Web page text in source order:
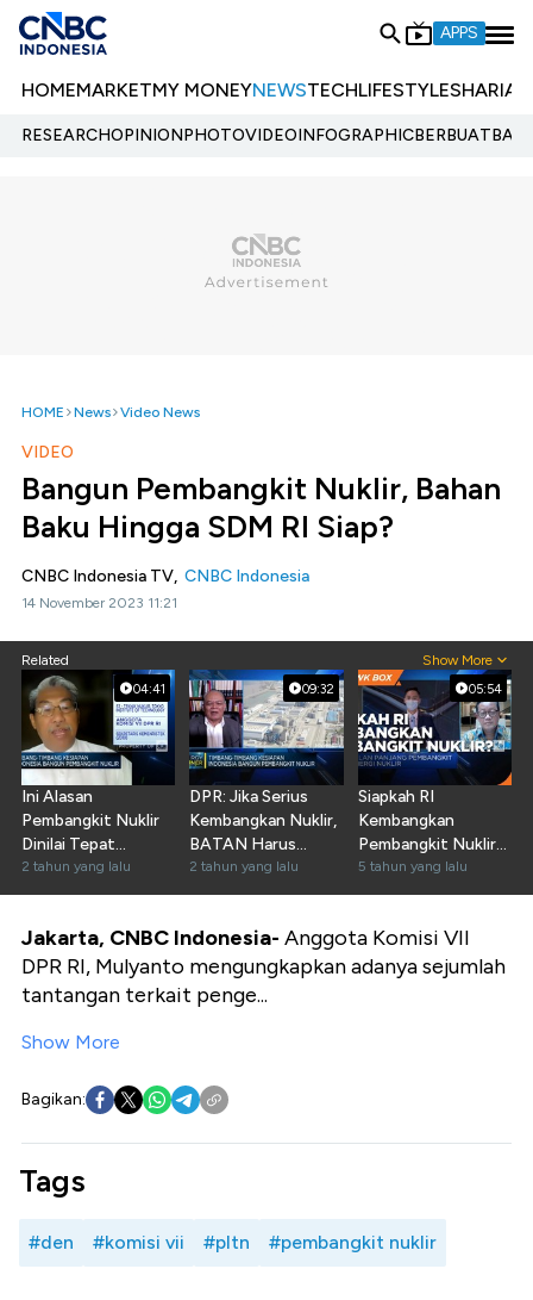
APPS
HOMEMARKETMY MONEYNEWSTECHLIFESTYLESHARIA
RESEARCHOPINIONPHOTOVIDEOINFOGRAPHIC
HOME News Video News
VIDEO
Bangun Pembangkit Nuklir, Bahan
Baku Hingga SDM RI Siap?
CNBC Indonesia TV, CNBC Indonesia
14 November 2023 11:21
Related Show More
04:41
Ini Alasan
Pembangkit Nuklir
Dinilai Tepat
Gantikan PLTU
2 tahun yang lalu
09:32
DPR: Jika Serius
Kembangkan Nuklir,
BATAN Harus
"Hidup" Lagi!
2 tahun yang lalu
05:54
Siapkah RI
Kembangkan
Pembangkit Nuklir?
Ini Kata DEN
5 tahun yang lalu
Jakarta, CNBC Indonesia- Anggota Komisi VII
DPR RI, Mulyanto mengungkapkan adanya sejumlah
tantangan terkait penge...
Show More
Bagikan:
Tags
#den #komisi vii #pltn #pembangkit nuklir